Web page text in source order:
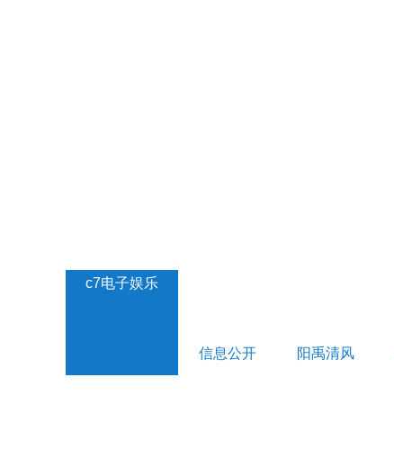
c7电子娱乐
信息公开 阳禹清风